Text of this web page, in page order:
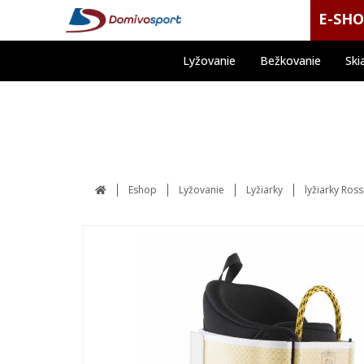
E-
Lyžovanie Bežkovanie
Eshop Lyžovanie Lyžiarky lyžiarky